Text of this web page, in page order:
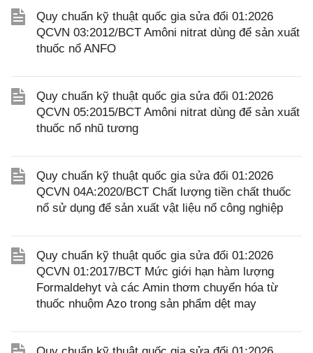
Quy chuẩn kỹ thuật quốc gia sửa đổi 01:2026
QCVN 03:2012/BCT Amôni nitrat dùng để sản xuất
thuốc nổ ANFO
Quy chuẩn kỹ thuật quốc gia sửa đổi 01:2026
QCVN 05:2015/BCT Amôni nitrat dùng để sản xuất
thuốc nổ nhũ tương
Quy chuẩn kỹ thuật quốc gia sửa đổi 01:2026
QCVN 04A:2020/BCT Chất lượng tiền chất thuốc
nổ sử dụng để sản xuất vật liệu nổ công nghiệp
Quy chuẩn kỹ thuật quốc gia sửa đổi 01:2026
QCVN 01:2017/BCT Mức giới hạn hàm lượng
Formaldehyt và các Amin thơm chuyển hóa từ
thuốc nhuộm Azo trong sản phẩm dệt may